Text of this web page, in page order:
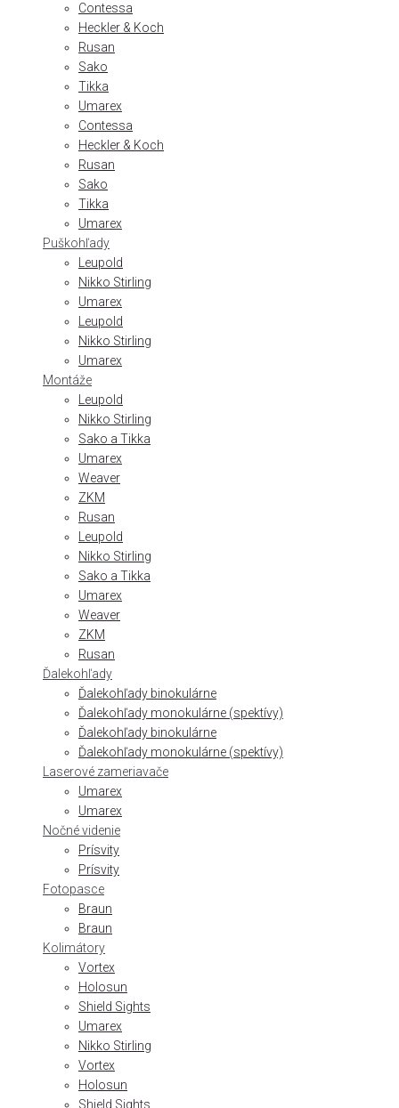
Contessa
Heckler & Koch
Rusan
Sako
Tikka
Umarex
Contessa
Heckler & Koch
Rusan
Sako
Tikka
Umarex
Puškohľady
Leupold
Nikko Stirling
Umarex
Leupold
Nikko Stirling
Umarex
Montáže
Leupold
Nikko Stirling
Sako a Tikka
Umarex
Weaver
ZKM
Rusan
Leupold
Nikko Stirling
Sako a Tikka
Umarex
Weaver
ZKM
Rusan
Ďalekohľady
Ďalekohľady binokulárne
Ďalekohľady monokulárne (spektívy)
Ďalekohľady binokulárne
Ďalekohľady monokulárne (spektívy)
Laserové zameriavače
Umarex
Umarex
Nočné videnie
Prísvity
Prísvity
Fotopasce
Braun
Braun
Kolimátory
Vortex
Holosun
Shield Sights
Umarex
Nikko Stirling
Vortex
Holosun
Shield Sights